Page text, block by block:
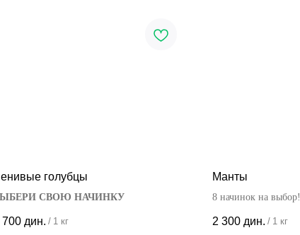
голубцы
СВОЮ НАЧИНКУ
700 дин. / 1 кг
Манты
8 начинок на выбор!
2 300 дин. / 1 кг